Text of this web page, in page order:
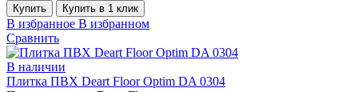
Купить Купить в 1 клик
В избранное В избранном
Сравнить
В наличии
Плитка ПВХ Deart Floor Optim DA 0304